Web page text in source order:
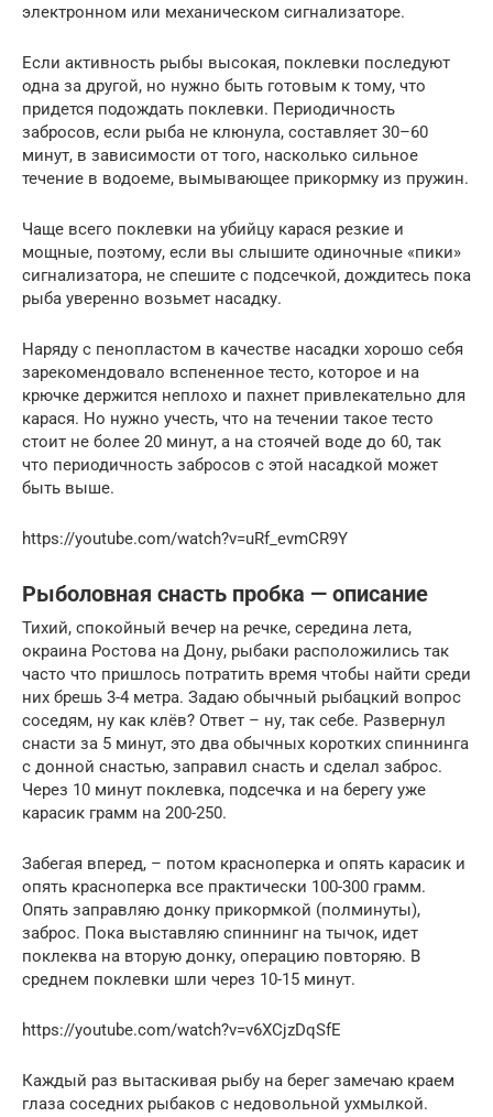
электронном или механическом сигнализаторе.
Если активность рыбы высокая, поклевки последуют
одна за другой, но нужно быть готовым к тому, что
придется подождать поклевки. Периодичность
забросов, если рыба не клюнула, составляет 30–60
минут, в зависимости от того, насколько сильное
течение в водоеме, вымывающее прикормку из пружин.
Чаще всего поклевки на убийцу карася резкие и
мощные, поэтому, если вы слышите одиночные «пики»
сигнализатора, не спешите с подсечкой, дождитесь пока
рыба уверенно возьмет насадку.
Наряду с пенопластом в качестве насадки хорошо себя
зарекомендовало вспененное тесто, которое и на
крючке держится неплохо и пахнет привлекательно для
карася. Но нужно учесть, что на течении такое тесто
стоит не более 20 минут, а на стоячей воде до 60, так
что периодичность забросов с этой насадкой может
быть выше.
https://youtube.com/watch?v=uRf_evmCR9Y
Рыболовная снасть пробка — описание
Тихий, спокойный вечер на речке, середина лета,
окраина Ростова на Дону, рыбаки расположились так
часто что пришлось потратить время чтобы найти среди
них брешь 3-4 метра. Задаю обычный рыбацкий вопрос
соседям, ну как клёв? Ответ – ну, так себе. Развернул
снасти за 5 минут, это два обычных коротких спиннинга
с донной снастью, заправил снасть и сделал заброс.
Через 10 минут поклевка, подсечка и на берегу уже
карасик грамм на 200-250.
Забегая вперед, – потом красноперка и опять карасик и
опять красноперка все практически 100-300 грамм.
Опять заправляю донку прикормкой (полминуты),
заброс. Пока выставляю спиннинг на тычок, идет
поклеква на вторую донку, операцию повторяю. В
среднем поклевки шли через 10-15 минут.
https://youtube.com/watch?v=v6XCjzDqSfE
Каждый раз вытаскивая рыбу на берег замечаю краем
глаза соседних рыбаков с недовольной ухмылкой.